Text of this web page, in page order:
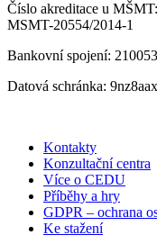
Číslo akreditace u MŠMT:
MSMT-20554/2014-1
Bankovní spojení:
Datová schránka: 9nz8aax
Kontakty
Konzultační centra
Více o CEDU
Příběhy a hry
GDPR – ochrana
Ke stažení